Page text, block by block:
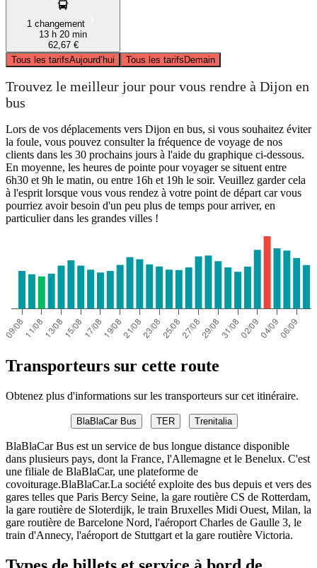
1 changement
13 h 20 min
62,67 €
Tous les tarifsAujourd’hui Tous les tarifsDemain
Trouvez le meilleur jour pour vous rendre à Dijon en
bus
Lors de vos déplacements vers Dijon en bus, si vous souhaitez éviter
la foule, vous pouvez consulter la fréquence de voyage de nos
clients dans les 30 prochains jours à l'aide du graphique ci-dessous.
En moyenne, les heures de pointe pour voyager se situent entre
6h30 et 9h le matin, ou entre 16h et 19h le soir. Veuillez garder cela
à l'esprit lorsque vous vous rendez à votre point de départ car vous
pourriez avoir besoin d'un peu plus de temps pour arriver, en
particulier dans les grandes villes !
Transporteurs sur cette route
Obtenez plus d'informations sur les transporteurs sur cet itinéraire.
BlaBlaCar Bus TER Trenitalia
BlaBlaCar Bus est un service de bus longue distance disponible
dans plusieurs pays, dont la France, l'Allemagne et le Benelux. C'est
une filiale de BlaBlaCar, une plateforme de
covoiturage.BlaBlaCar.La société exploite des bus depuis et vers des
gares telles que Paris Bercy Seine, la gare routière CS de Rotterdam,
la gare routière de Sloterdijk, le train Bruxelles Midi Ouest, Milan, la
gare routière de Barcelone Nord, l'aéroport Charles de Gaulle 3, le
train d'Annecy, l'aéroport de Stuttgart et la gare routière Victoria.